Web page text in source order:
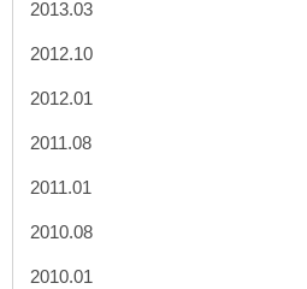
2013.03
2012.10
2012.01
2011.08
2011.01
2010.08
2010.01